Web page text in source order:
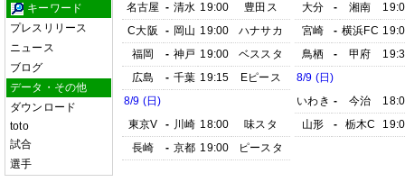
キーワード
プレスリリース
ニュース
ブログ
データ・その他
ダウンロード
toto
試合
選手
名古屋 - 清水 19:00
豊田ス
C大阪
- 岡山 19:00
ハナサカ
福岡
- 神戸 19:00
ベススタ
広島
- 千葉 19:15
Eピース
8/9 (日)
東京V
- 川崎 18:00
味スタ
長崎
- 京都 19:00 ピースタ
大分
- 湘南
宮崎
- 横浜FC
鳥栖
- 甲府
8/9 (日)
いわき - 今治
山形
- 栃木C